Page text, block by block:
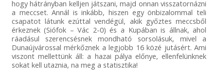
hogy hátrányban kelljen játszani, majd onnan visszatornázni
a meccset. Annál is inkább, hiszen egy önbizalommal teli
csapatot látunk ezúttal vendégül, akik győztes meccsből
érkeznek (Siófok – Vác 2-0) és a Kupában is állnak, ahol
ráadásul szerencsésnek mondható sorsolásuk, mivel a
Dunaújvárossal mérkőznek a legjobb 16 közé jutásért. Ami
viszont mellettünk áll: a hazai pálya előnye, ellenfelünknek
sokat kell utaznia, na meg a statisztika!